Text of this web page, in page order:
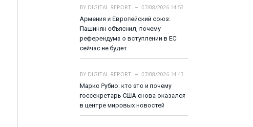
BY DIGITAL REPORT
07/08/2026 14:53
Армения и Европейский союз:
Пашинян объяснил, почему
референдума о вступлении в ЕС
сейчас не будет
BY DIGITAL REPORT
07/08/2026 14:43
Марко Рубио: кто это и почему
госсекретарь США снова оказался
в центре мировых новостей